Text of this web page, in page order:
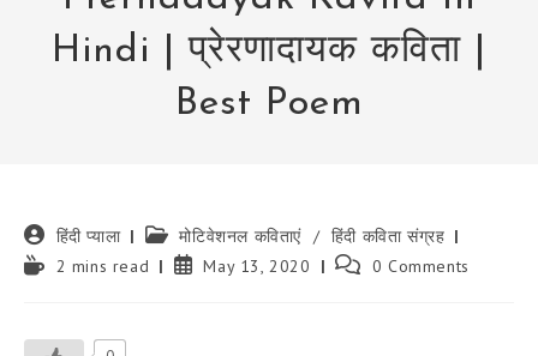
Hindi | प्रेरणादायक कविता |
Best Poem
Post
author:
हिंदी प्याला
Post
category:
मोटिवेशनल कविताएं / हिंदी कविता संग्रह
Reading2 mins read
PostMay 13, 2020
Post 0 Comments